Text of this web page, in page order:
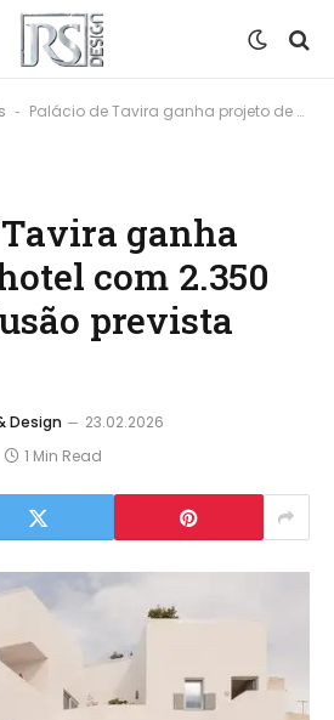
- Palácio de Tavira ganha projeto de hotel com 2.350 m² e conclusão prevista para 2025
ganha
com 2.350
prevista
Design
23.02.2026
1 Min Read